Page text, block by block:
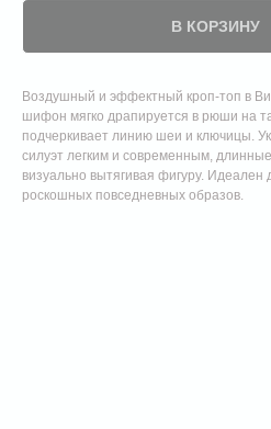
В КОРЗИНУ
Воздушный и эффектный кроп‑топ в
шифон мягко драпируется в рюши на
подчеркивает линию шеи и ключицы.
силуэт легким и современным,
визуально вытягивая фигуру.
роскошных повседневных образов.